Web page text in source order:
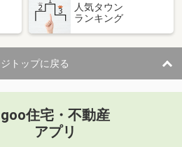
人気タウン
ランキング
トップに戻る
goo住宅・不動産
アプリ